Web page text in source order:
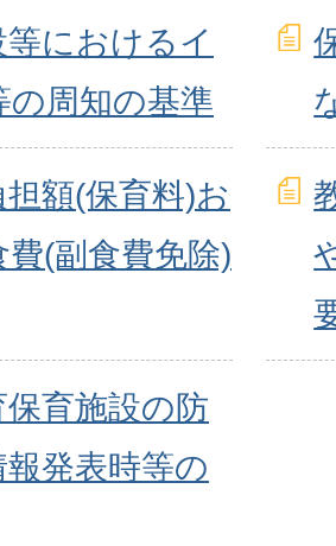
におけるイ
の周知の基準
額(保育料)お
費(副食費免除)
育施設の防
報発表時等の